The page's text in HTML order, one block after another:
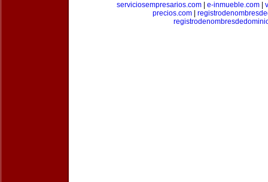
serviciosempresarios.com| e-inmueble.com|
precios.com